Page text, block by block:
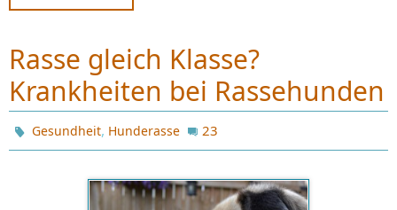
Rasse gleich Klasse?
Krankheiten bei Rassehunden
Gesundheit, Hunderasse 23